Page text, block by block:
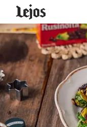
Siirry sisältöön